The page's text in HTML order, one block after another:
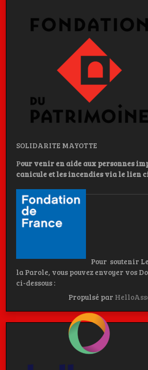
SOLIDARITE MAYOTTE
Pour venir en aide aux personnes
canicule et les incendies via le lien
Pour soutenir
la Parole, vous pouvez envoyer vos
ci-dessous :
Propulsé par